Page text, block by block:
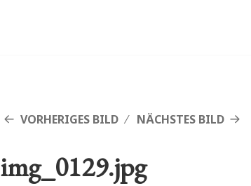
VORHERIGES BILD NÄCHSTES BILD
img_0129.jpg